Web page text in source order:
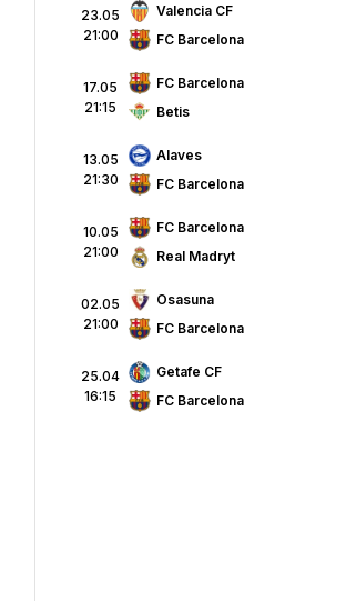
23.05
21:00
Valencia CF
FC Barcelona
17.05
21:15
FC Barcelona
Betis
13.05
21:30
Alaves
FC Barcelona
10.05
21:00
FC Barcelona
Real Madryt
02.05
21:00
Osasuna
FC Barcelona
25.04
16:15
Getafe CF
FC Barcelona